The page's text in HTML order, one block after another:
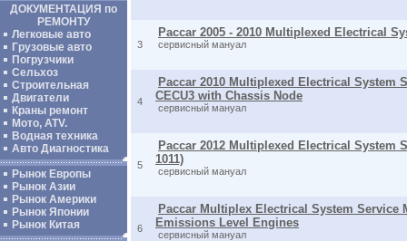
ДОКУМЕНТАЦИЯ по
РЕМОНТУ
Легковые авто
Грузовые авто
Погрузчики
Сельхоз
Строительная
Двигатели
Краны ремонт
Мото, ATV.
Водная техника
Авто Диагностика
Рынок Европы
Рынок Азии
Рынок Америки
Рынок Японии
Рынок Китая
3
Paccar 2005 - 2010 Multiplexed Electrical
сервисный мануал
4
Paccar 2010 Multiplexed Electrical System
CECU3 with Chassis Node
сервисный мануал
5
Paccar 2012 Multiplexed Electrical System
1011)
сервисный мануал
6
Paccar Multiplex Electrical System Service
Emissions Level Engines
сервисный мануал